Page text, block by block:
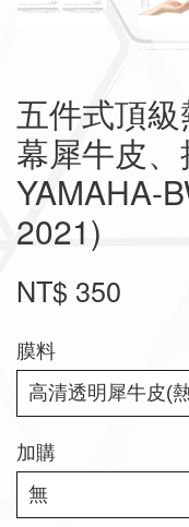
五件式頂
幕犀牛皮
YAMAHA-
2021)
NT$ 350
膜料
加購